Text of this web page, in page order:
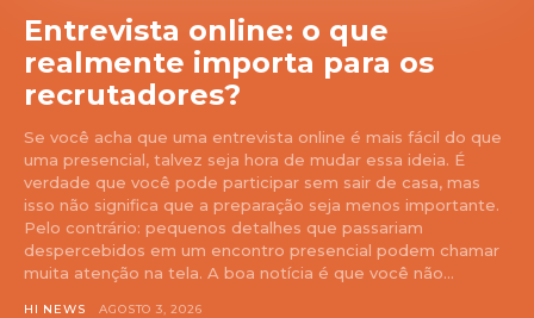
Entrevista online: o que
realmente importa para os
recrutadores?
Se você acha que uma entrevista online é mais fácil do que
uma presencial, talvez seja hora de mudar essa ideia. É
verdade que você pode participar sem sair de casa, mas
isso não significa que a preparação seja menos importante.
Pelo contrário: pequenos detalhes que passariam
despercebidos em um encontro presencial podem chamar
muita atenção na tela. A boa notícia é que você não...
HI NEWS AGOSTO 3, 2026